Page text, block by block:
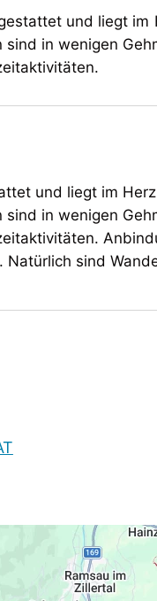
und liegt im
in wenigen
und liegt im
in wenigen
sind
in wenigen